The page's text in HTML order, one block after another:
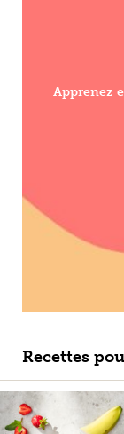
Apprenez
Recettes